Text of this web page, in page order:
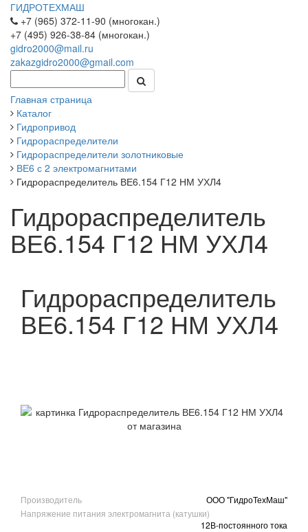
ГИДРОТЕХМАШ
+7 (965) 372-11-90 (многокан.)
+7 (495) 926-38-84 (многокан.)
gidro2000@mail.ru
zakazgidro2000@gmail.com
Главная страница
Каталог
Гидропривод
Гидрораспределители
Гидрораспределители золотниковые
ВЕ6 с 2 электромагнитами
Гидрораспределитель ВЕ6.154 Г12 НМ УХЛ4
Гидрораспределитель
ВЕ6.154 Г12 НМ УХЛ4
Гидрораспределитель
ВЕ6.154 Г12 НМ УХЛ4
Производитель
ООО "ГидроТехМаш"
Напряжение питания электромагнита (катушки)
12В-постоянного тока